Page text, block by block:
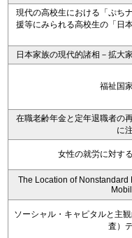
現代の高校生における「ぷち
援等にみられる高校生の「日
日本家族の現代的諸相－拡大
福祉国
在職老齢年金と定年退職者の
に
女性の就労に対す
The Location of Nonstandard
ソーシャル・キャピタルと主
査）